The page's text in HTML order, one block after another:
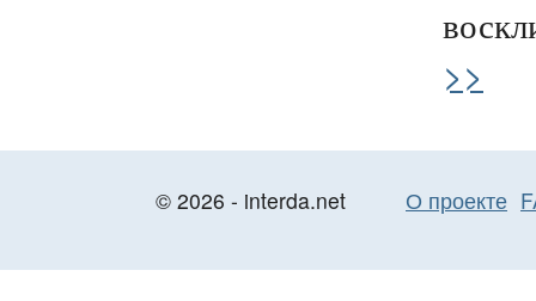
>>
© 2026 - interda.net О проекте